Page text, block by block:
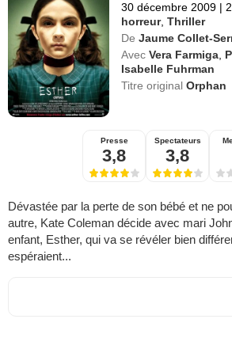
30 décembre 2009 |
horreur,Thriller
De Jaume Collet-
Avec Vera Farmiga
Isabelle Fuhrman
Titre originalOrphan
Presse
3,8
Spectateurs
3,8
Dévastée par la perte de son bébé et ne
autre, Kate Coleman décide avec mari
enfant, Esther, qui va se révéler bien
espéraient...